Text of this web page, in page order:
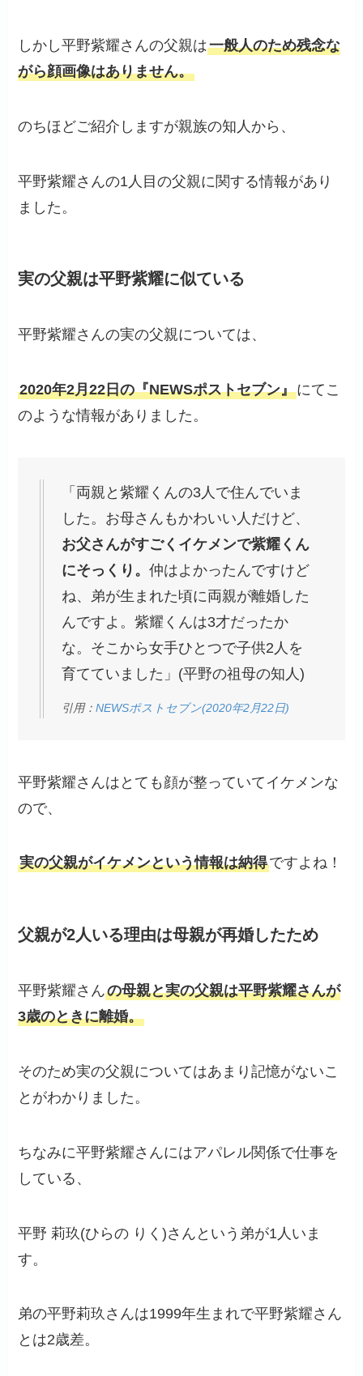
しかし平野紫耀さんの父親は一般人のため残念な
がら顔画像はありません。
のちほどご紹介しますが親族の知人から、
平野紫耀さんの1人目の父親に関する情報があり
ました。
実の父親は平野紫耀に似ている
平野紫耀さんの実の父親については、
2020年2月22日の『NEWSポストセブン』にてこ
のような情報がありました。
「両親と紫耀くんの3人で住んでいま
した。お母さんもかわいい人だけど、
お父さんがすごくイケメンで紫耀くん
にそっくり。仲はよかったんですけど
ね、弟が生まれた頃に両親が離婚した
んですよ。紫耀くんは3才だったか
な。そこから女手ひとつで子供2人を
育てていました」(平野の祖母の知人)
引用：NEWSポストセブン(2020年2月22日)
平野紫耀さんはとても顔が整っていてイケメンな
ので、
実の父親がイケメンという情報は納得ですよね！
父親が2人いる理由は母親が再婚したため
平野紫耀さんの母親と実の父親は平野紫耀さんが
3歳のときに離婚。
そのため実の父親についてはあまり記憶がないこ
とがわかりました。
ちなみに平野紫耀さんにはアパレル関係で仕事を
している、
平野 莉玖(ひらの りく)さんという弟が1人いま
す。
弟の平野莉玖さんは1999年生まれで平野紫耀さん
とは2歳差。